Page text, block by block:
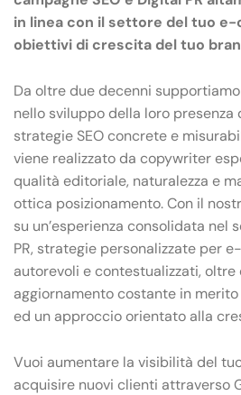
in linea con il settore del tuo
obiettivi di crescita del tuo
Da oltre due decenni
nello sviluppo della loro
strategie SEO concrete e
viene realizzato da copywriter
qualità editoriale, naturalezza e
ottica posizionamento. Con il
su un’esperienza consolidata nel
PR, strategie personalizzate per
autorevoli e contestualizzati, oltre
aggiornamento costante in
ed un approccio orientato alla
Vuoi aumentare la visibilità del
acquisire nuovi clienti attraverso